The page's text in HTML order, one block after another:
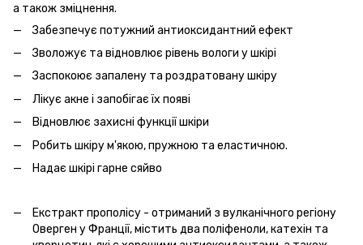
а також зміцнення.
Забезпечує потужний антиоксидантний ефект
Зволожує та відновлює рівень вологи у шкірі
Заспокоює запалену та роздратовану шкіру
Лікує акне і запобігає їх появі
Відновлює захисні функції шкіри
Робить шкіру м'якою, пружною та еластичною.
Надає шкірі гарне сяйво
Екстракт прополісу - отриманий з вулканічного регіону
Оверген у Франції, містить два поліфеноли, катехін та